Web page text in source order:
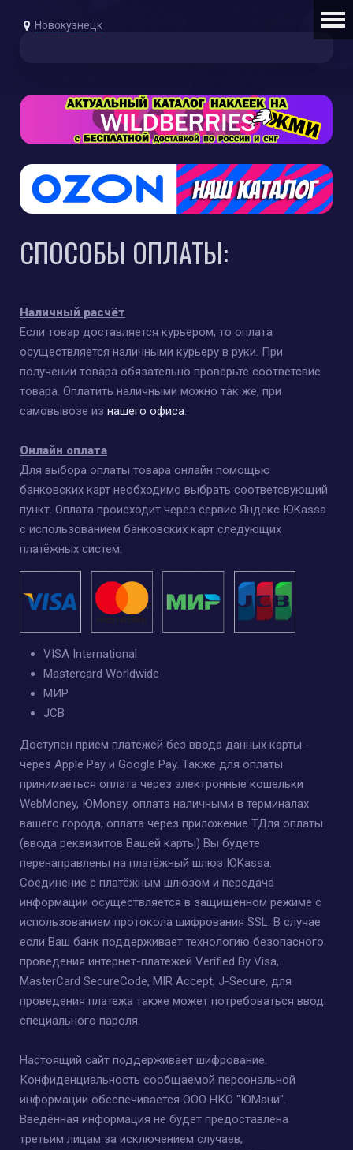
Новокузнецк
СПОСОБЫ ОПЛАТЫ:
Наличный расчёт
Если товар доставляется курьером, то оплата
осуществляется наличными курьеру в руки. При
получении товара обязательно проверьте соответсвие
товара. Оплатить наличными можно так же, при
самовывозе из нашего офиса.
Онлайн оплата
Для выбора оплаты товара онлайн помощью
банковских карт необходимо выбрать соответсвующий
пункт. Оплата происходит через сервис Яндекс ЮKassa
с использованием банковских карт следующих
платёжных систем:
VISA International
Mastercard Worldwide
МИР
JCB
Доступен прием платежей без ввода данных карты -
через Apple Pay и Google Pay. Также для оплаты
принимаеться оплата через электронные кошельки
WebMoney, ЮMoney, оплата наличными в терминалах
вашего города, оплата через приложение ТДля оплаты
(ввода реквизитов Вашей карты) Вы будете
перенаправлены на платёжный шлюз ЮKassa.
Соединение с платёжным шлюзом и передача
информации осуществляется в защищённом режиме с
использованием протокола шифрования SSL. В случае
если Ваш банк поддерживает технологию безопасного
проведения интернет-платежей Verified By Visa,
MasterCard SecureCode, MIR Accept, J-Secure, для
проведения платежа также может потребоваться ввод
специального пароля.
Настоящий сайт поддерживает шифрование.
Конфиденциальность сообщаемой персональной
информации обеспечивается ООО НКО "ЮМани".
Введённая информация не будет предоставлена
третьим лицам за исключением случаев,